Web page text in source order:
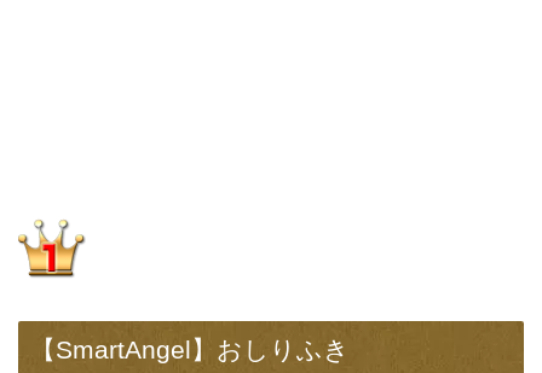
【SmartAngel】おしりふき